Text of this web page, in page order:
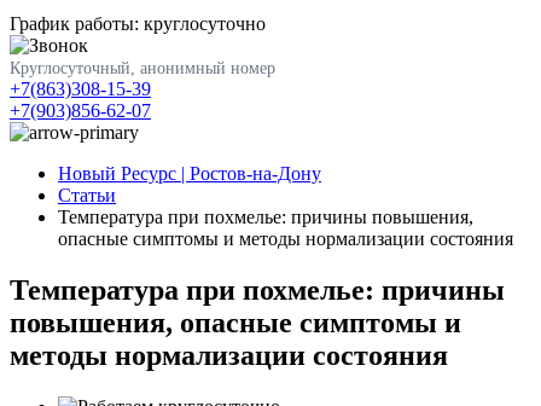
График работы: круглосуточно
Круглосуточный, анонимный номер
+7(863)308-15-39
+7(903)856-62-07
Новый Ресурс | Ростов-на-Дону
Статьи
Температура при похмелье: причины повышения,
опасные симптомы и методы нормализации состояния
Температура при похмелье: причины
повышения, опасные симптомы и
методы нормализации состояния